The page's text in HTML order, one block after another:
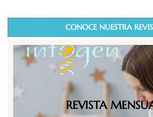
CONOCE NUESTRA
REVISTA